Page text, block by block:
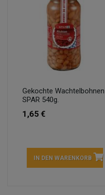
Gekochte Wachtelbohnen
SPAR 540g.
1,65 €
IN DEN WARENKORB